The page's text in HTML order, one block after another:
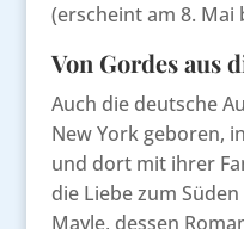
(erscheint am 8. Mai
Von Gordes aus
Auch die deutsche
New York geboren,
und dort mit ihrer
die Liebe zum
Mayle, dessen